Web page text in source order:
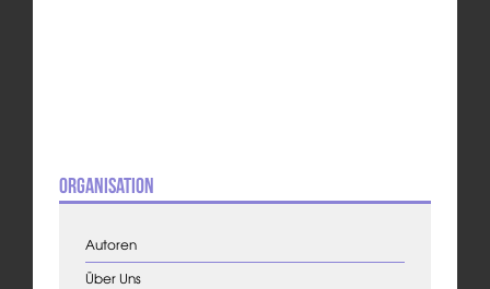
Organisation
Autoren
Über Uns